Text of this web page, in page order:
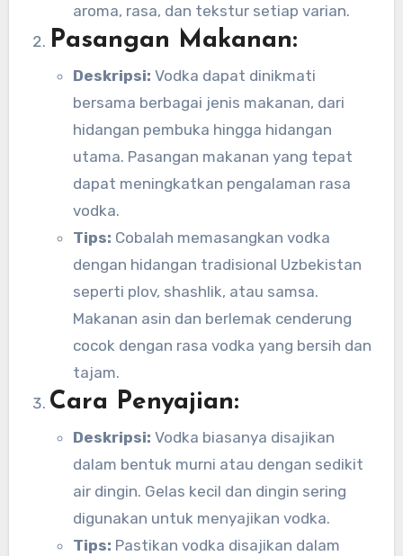
aroma, rasa, dan tekstur setiap varian.
Pasangan Makanan:
Deskripsi: Vodka dapat dinikmati
bersama berbagai jenis makanan, dari
hidangan pembuka hingga hidangan
utama. Pasangan makanan yang tepat
dapat meningkatkan pengalaman rasa
vodka.
Tips: Cobalah memasangkan vodka
dengan hidangan tradisional Uzbekistan
seperti plov, shashlik, atau samsa.
Makanan asin dan berlemak cenderung
cocok dengan rasa vodka yang bersih dan
tajam.
Cara Penyajian:
Deskripsi: Vodka biasanya disajikan
dalam bentuk murni atau dengan sedikit
air dingin. Gelas kecil dan dingin sering
digunakan untuk menyajikan vodka.
Tips: Pastikan vodka disajikan dalam